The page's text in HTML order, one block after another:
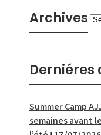
Archives
Summer Camp
semaines avant